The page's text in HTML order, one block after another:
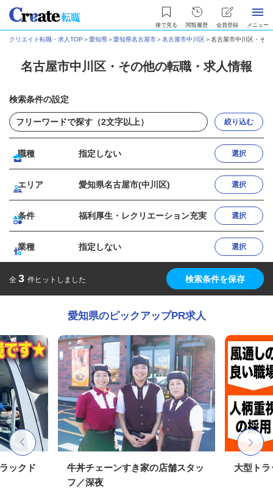
後で見る 閲覧履歴 会員登録 メニュー
クリエイト転職・求人TOP ＞愛知県＞愛知県名古屋市＞名古屋市中川区＞名古屋市中川区・そ
名古屋市中川区・その他の転職・求人情報
検索条件の設定
絞り込む
職種 指定しない 選択
エリア 愛知県名古屋市(中川区) 選択
条件 福利厚生・レクリエーション充実 選択
業種 指定しない 選択
全 3 件ヒットしました 検索条件を保存
愛知県のピックアップPR求人
ックド
牛丼チェーンすき家の店舗スタッ
フ／深夜
大型ト